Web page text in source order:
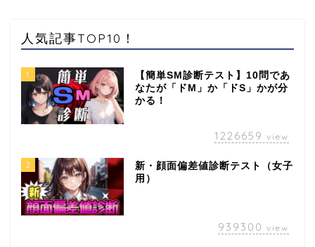
人気記事TOP10！
1
【簡単SM診断テスト】10問であ
なたが「ドM」か「ドS」かが分
かる！
1226659 view
2
新・顔面偏差値診断テスト（女子
用）
939300 view